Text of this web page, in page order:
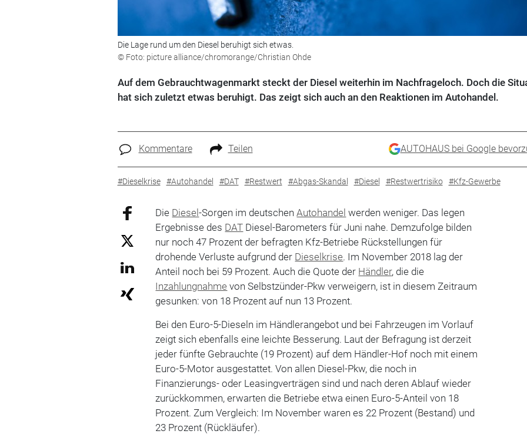
Die Lage rund um den Diesel beruhigt sich etwas.
© Foto: picture alliance/chromorange/Christian Ohde
Auf dem Gebrauchtwagenmarkt steckt der Diesel weiterhin im Nachfrageloch. Doch die
hat sich zuletzt etwas beruhigt. Das zeigt sich auch an den Reaktionen im Autohandel.
Kommentare Teilen AUTOHAUS bei Google
#Dieselkrise #Autohandel #DAT #Restwert #Abgas-Skandal #Diesel #Restwertrisiko #Kfz-Gewerbe
Die Diesel-Sorgen im deutschenAutohandel werden weniger. Das legen
Ergebnisse des DAT Diesel-Barometers für Juni nahe. Demzufolge bilden
nur noch 47 Prozent der befragten Kfz-Betriebe Rückstellungen für
drohende Verluste aufgrund der Dieselkrise. Im November 2018 lag der
Anteil noch bei 59 Prozent. Auch die Quote der Händler, die die
Inzahlungnahme von Selbstzünder-Pkw verweigern, ist in diesem Zeitraum
gesunken: von 18 Prozent auf nun 13 Prozent.
Bei den Euro-5-Dieseln im Händlerangebot und bei Fahrzeugen im Vorlauf
zeigt sich ebenfalls eine leichte Besserung. Laut der Befragung ist derzeit
jeder fünfte Gebrauchte (19 Prozent) auf dem Händler-Hof noch mit einem
Euro-5-Motor ausgestattet. Von allen Diesel-Pkw, die noch in
Finanzierungs- oder Leasingverträgen sind und nach deren Ablauf wieder
zurückkommen, erwarten die Betriebe etwa einen Euro-5-Anteil von 18
Prozent. Zum Vergleich: Im November waren es 22 Prozent (Bestand) und
23 Prozent (Rückläufer).